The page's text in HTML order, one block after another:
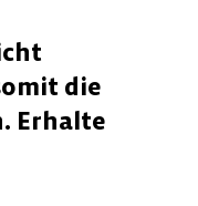
die
Erhalte